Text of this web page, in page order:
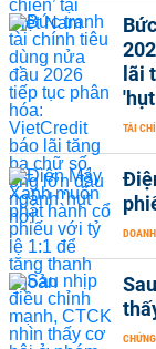
lãi
TÀI